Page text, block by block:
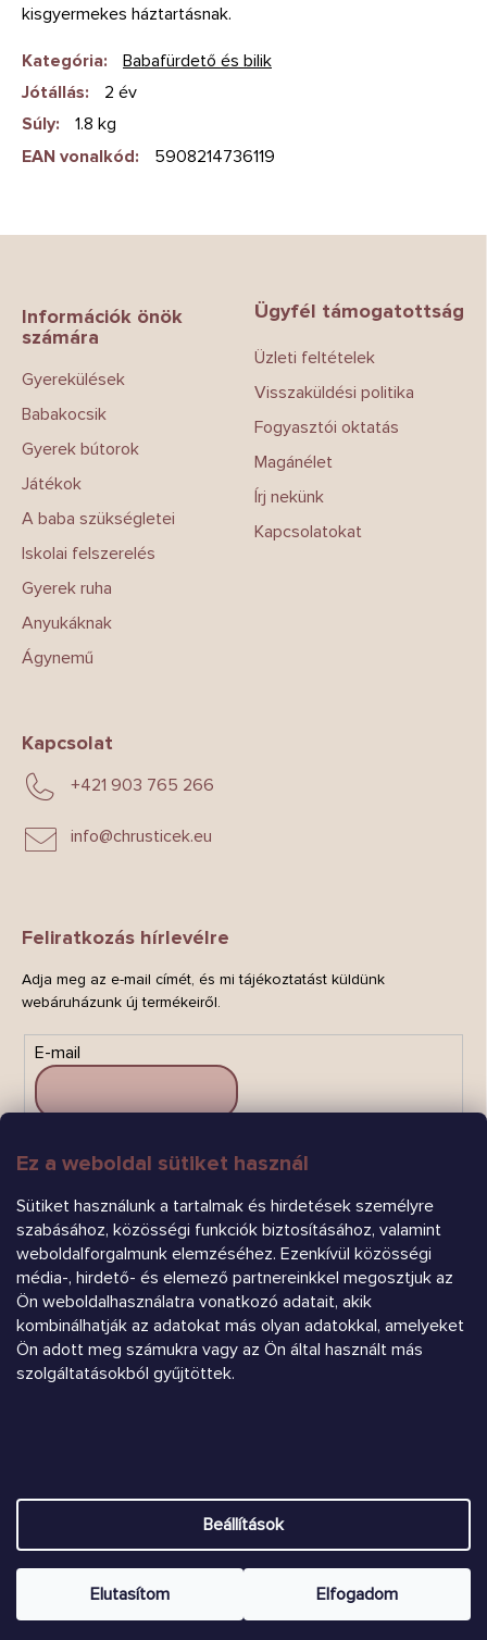
Ez a weboldal sütiket használ
Sütiket használunk a tartalmak és hirdetések személyre
szabásához, közösségi funkciók biztosításához, valamint
weboldalforgalmunk elemzéséhez. Ezenkívül közösségi
média-, hirdető- és elemező partnereinkkel megosztjuk az
Ön weboldalhasználatra vonatkozó adatait, akik
kombinálhatják az adatokat más olyan adatokkal, amelyeket
Ön adott meg számukra vagy az Ön által használt más
szolgáltatásokból gyűjtöttek.
Beállítások
Elutasítom Elfogadom
kisgyermekes háztartásnak.
Kategória:
Babafürdető és bilik
Jótállás:
2 év
Súly:
1.8 kg
EAN vonalkód: 5908214736119
Információk önök
számára
Gyerekülések
Babakocsik
Gyerek bútorok
Játékok
A baba szükségletei
Iskolai felszerelés
Gyerek ruha
Anyukáknak
Ágynemű
Ügyfél támogatottság
Üzleti feltételek
Visszaküldési politika
Fogyasztói oktatás
Magánélet
Írj nekünk
Kapcsolatokat
Kapcsolat
info@chrusticek.eu
+421 903 765 266
Feliratkozás hírlevélre
Adja meg az e-mail címét, és mi tájékoztatást küldünk
webáruházunk új termékeiről.
E-mail
FELIRATKOZÁS
Árukereső.hu
Shoptet készítette
Copyright 2026Chrústiček.eu. Minden jog fenntartva.Süti
beállítások szerkesztése